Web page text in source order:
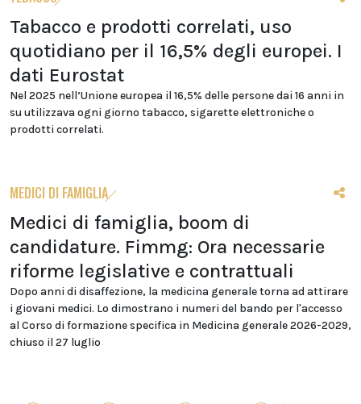
Tabacco e prodotti correlati, uso
quotidiano per il 16,5% degli europei. I
dati Eurostat
Nel 2025 nell’Unione europea il 16,5% delle persone dai 16 anni in
su utilizzava ogni giorno tabacco, sigarette elettroniche o
prodotti correlati.
MEDICI DI FAMIGLIA
Medici di famiglia, boom di
candidature. Fimmg: Ora necessarie
riforme legislative e contrattuali
Dopo anni di disaffezione, la medicina generale torna ad attirare
i giovani medici. Lo dimostrano i numeri del bando per l'accesso
al Corso di formazione specifica in Medicina generale 2026-2029,
chiuso il 27 luglio